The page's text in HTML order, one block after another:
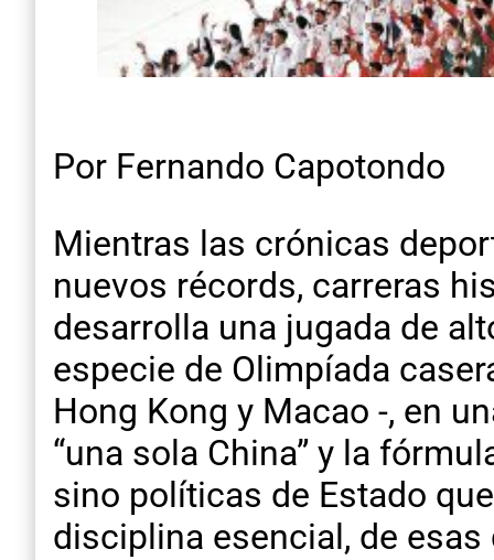
Por Fernando Capotondo
Mientras las crónicas
nuevos récords, carreras
desarrolla una jugada de
especie de Olimpíada
Hong Kong y Macao -, en
“una sola China” y la
sino políticas de Estado
disciplina esencial, de